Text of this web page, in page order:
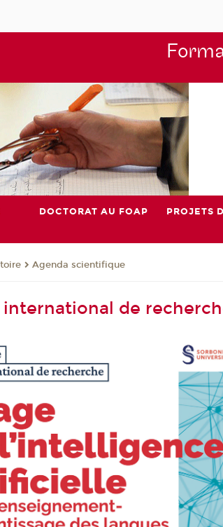
DOCTORAT AU FOAP PROJETS
Agenda scientifique
international de